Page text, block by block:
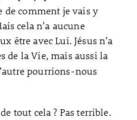
de comment je vais y
cela n’a aucune
être avec Lui. Jésus n’a
de la Vie, mais aussi la
pourrions-nous
tout cela ? Pas terrible.